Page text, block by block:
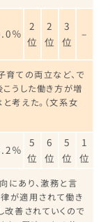
％
2
位
2
位
3
位
–
育ての両立など、で
こうした働き方が増
考えた。（文系女
％
5
位
6
位
5
位
1
位
あり、激務と言
が適用されて働き
改善されていくので